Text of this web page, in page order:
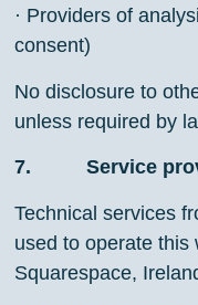
· Providers of
consent)
No disclosure to
unless required by
7. Service
Technical services
used to operate this
Squarespace,